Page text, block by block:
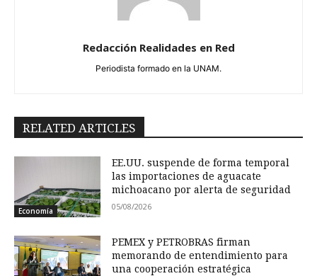
Redacción Realidades en Red
Periodista formado en la UNAM.
RELATED ARTICLES
Economía
EE.UU. suspende de forma temporal
las importaciones de aguacate
michoacano por alerta de seguridad
05/08/2026
PEMEX y PETROBRAS firman
memorando de entendimiento para
una cooperación estratégica